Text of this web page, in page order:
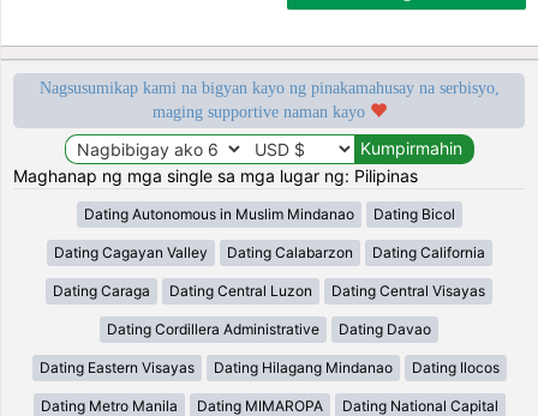
Nagsusumikap kami na bigyan kayo ng pinakamahusay na serbisyo,
maging supportive naman kayo
Maghanap ng mga single sa mga lugar ng: Pilipinas
Dating Autonomous in Muslim Mindanao Dating Bicol
Dating Cagayan Valley Dating Calabarzon Dating California
Dating Caraga Dating Central Luzon Dating Central Visayas
Dating Cordillera Administrative Dating Davao
Dating Eastern Visayas Dating Hilagang Mindanao Dating Ilocos
Dating Metro Manila Dating MIMAROPA Dating National Capital